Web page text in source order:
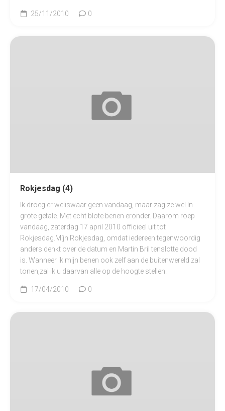
25/11/2010 0
Rokjesdag (4)
Ik droeg er weliswaar geen vandaag, maar zag ze wel.In
grote getale. Met echt blote benen eronder. Daarom roep
vandaag, zaterdag 17 april 2010 officieel uit tot
Rokjesdag.Míjn Rokjesdag, omdat iedereen tegenwoordig
anders denkt over de datum en Martin Bril tenslotte dood
is. Wanneer ik mijn benen ook zelf aan de buitenwereld zal
tonen,zal ik u daarvan alle op de hoogte stellen.
17/04/2010 0